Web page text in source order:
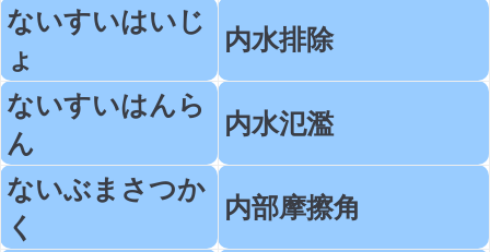
ないすいはいじ
ょ
内水排除
ないすいはんら
ん
内水氾濫
ないぶまさつか
く
内部摩擦角